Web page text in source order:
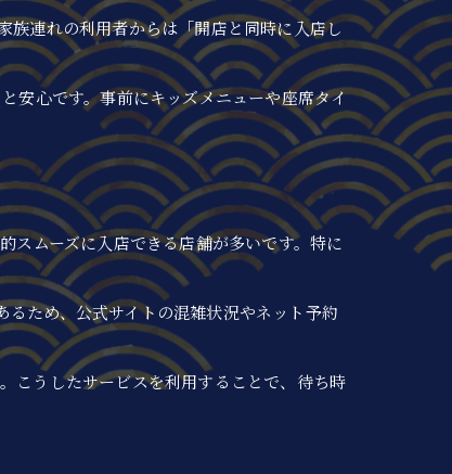
族連れの利用者からは「開店と同時に入店し
安心です。事前にキッズメニューや座席タイ
スムーズに入店できる店舗が多いです。特に
ため、公式サイトの混雑状況やネット予約
こうしたサービスを利用することで、待ち時